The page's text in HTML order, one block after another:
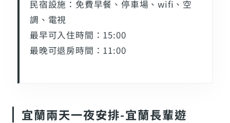
民宿設施：免費早餐、停車場、wifi、空
調、電視
最早可入住時間：15:00
最晚可退房時間：11:00
宜蘭兩天一夜安排-宜蘭長輩遊